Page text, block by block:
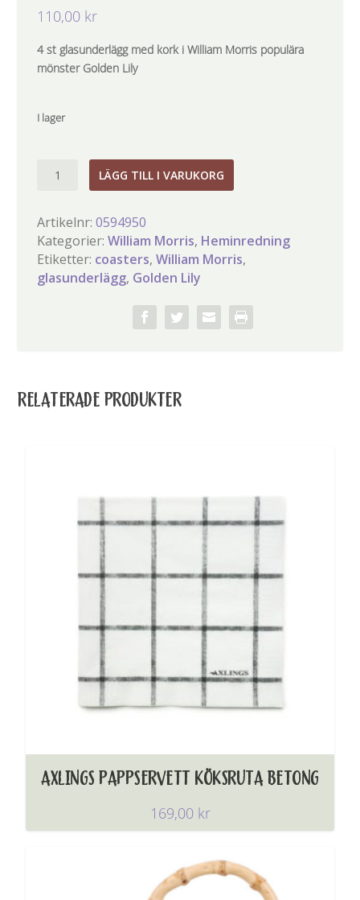
110,00 kr
4 st glasunderlägg med kork i William Morris populära
mönster Golden Lily
I lager
William
Lily
Coasters
mängd
LÄGG TILL I VARUKORG
Artikelnr:0594950
Kategorier:William Morris, Heminredning
Etiketter: coasters,William Morris,
glasunderlägg, Golden Lily
RELATERADE PRODUKTER
AXLINGS PAPPSERVETT KÖKSRUTA BETONG
169,00 kr